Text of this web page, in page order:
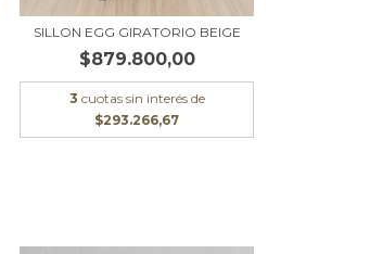
SILLON EGG GIRATORIO BEIGE
$879.800,00
3 cuotas sin interés de
$293.266,67